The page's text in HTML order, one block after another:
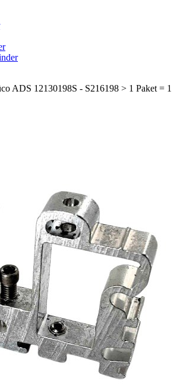
ADS 12130198S - S216198 > 1 Paket = 1